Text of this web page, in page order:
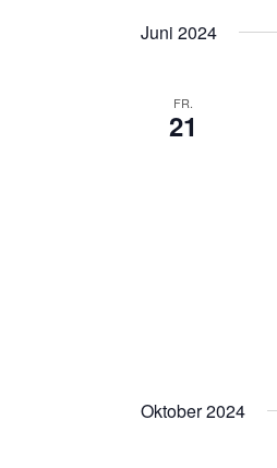
Juni 2024
FR.
21
Oktober 2024